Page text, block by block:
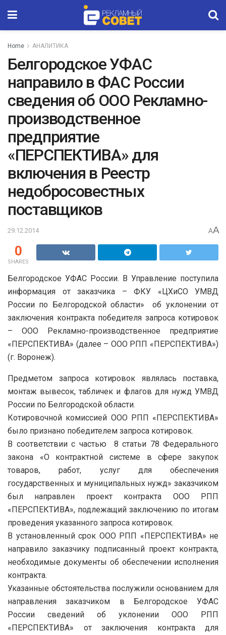
Home АНАЛИТИКА
Белгородское УФАС
направило в ФАС России
сведения об ООО Рекламно-
производственное
предприятие
«ПЕРСПЕКТИВА» для
включения в Реестр
недобросовестных
поставщиков
29.12.2014 AA
0
SHARES
Белгородское УФАС России. В Управление поступила
информация от заказчика – ФКУ «ЦХиСО УМВД
России по Белгородской области» об уклонении от
заключения контракта победителя запроса котировок
– ООО Рекламно-производственное предприятие
«ПЕРСПЕКТИВА» (далее – ООО РПП «ПЕРСПЕКТИВА»)
(г. Воронеж).
Предметом запроса котировок являлась поставка,
монтаж вывесок, табличек и флагов для нужд УМВД
России по Белгородской области.
Котировочной комиссией ООО РПП «ПЕРСПЕКТИВА»
было признано победителем запроса котировок.
В соответствии с частью 8 статьи 78 Федерального
закона «О контрактной системе в сфере закупок
товаров, работ, услуг для обеспечения
государственных и муниципальных нужд» заказчиком
был направлен проект контракта ООО РПП
«ПЕРСПЕКТИВА», подлежащий заключению по итогам
проведения указанного запроса котировок.
В установленный срок ООО РПП «ПЕРСПЕКТИВА» не
направило заказчику подписанный проект контракта,
необходимые документы об обеспечении исполнения
контракта.
Указанные обстоятельства послужили основанием для
направления заказчиком в Белгородское УФАС
России сведений об уклонении ООО РПП
«ПЕРСПЕКТИВА» от заключения контракта для